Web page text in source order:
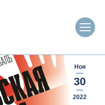
Ноя
30
2022